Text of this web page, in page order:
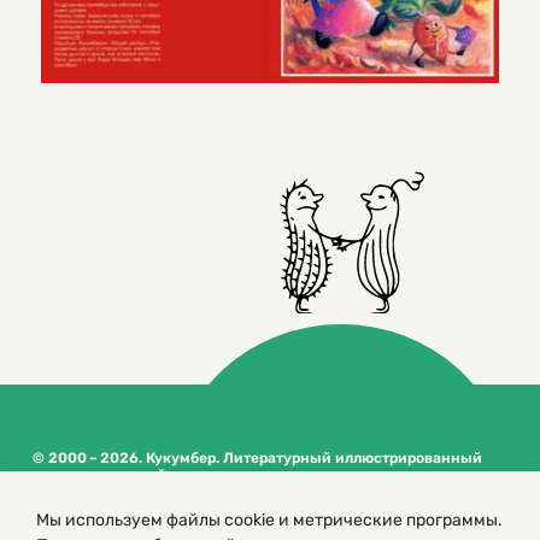
© 2000 – 2026. Кукумбер. Литературный иллюстрированный
журнал для детей
сайта
Мы используем файлы cookie и метрические программы.